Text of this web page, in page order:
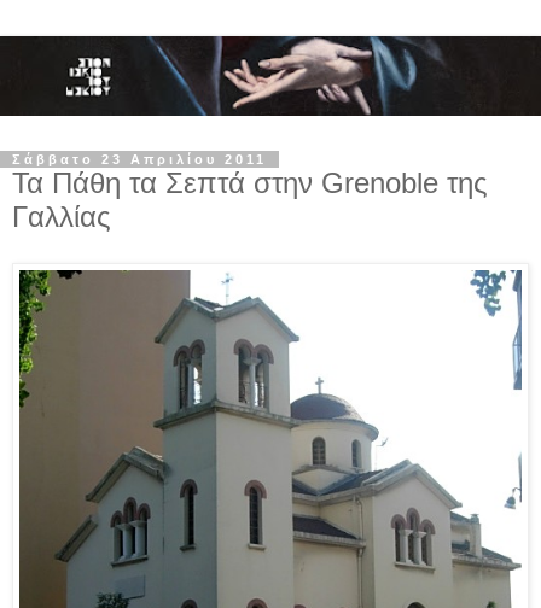
Σάββατο 23 Απριλίου 2011
Τα Πάθη τα Σεπτά στην Grenoble της
Γαλλίας